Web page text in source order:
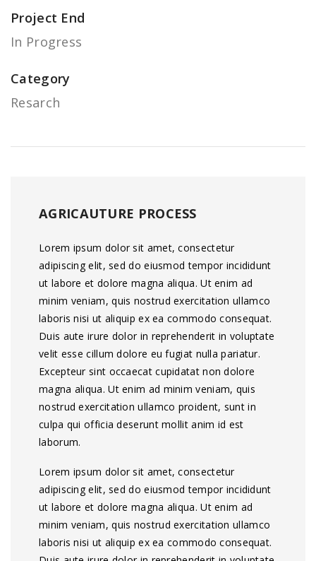
Project End
In Progress
Category
Resarch
AGRICAUTURE PROCESS
Lorem ipsum dolor sit amet, consectetur
adipiscing elit, sed do eiusmod tempor incididunt
ut labore et dolore magna aliqua. Ut enim ad
minim veniam, quis nostrud exercitation ullamco
laboris nisi ut aliquip ex ea commodo consequat.
Duis aute irure dolor in reprehenderit in voluptate
velit esse cillum dolore eu fugiat nulla pariatur.
Excepteur sint occaecat cupidatat non dolore
magna aliqua. Ut enim ad minim veniam, quis
nostrud exercitation ullamco proident, sunt in
culpa qui officia deserunt mollit anim id est
laborum.
Lorem ipsum dolor sit amet, consectetur
adipiscing elit, sed do eiusmod tempor incididunt
ut labore et dolore magna aliqua. Ut enim ad
minim veniam, quis nostrud exercitation ullamco
laboris nisi ut aliquip ex ea commodo consequat.